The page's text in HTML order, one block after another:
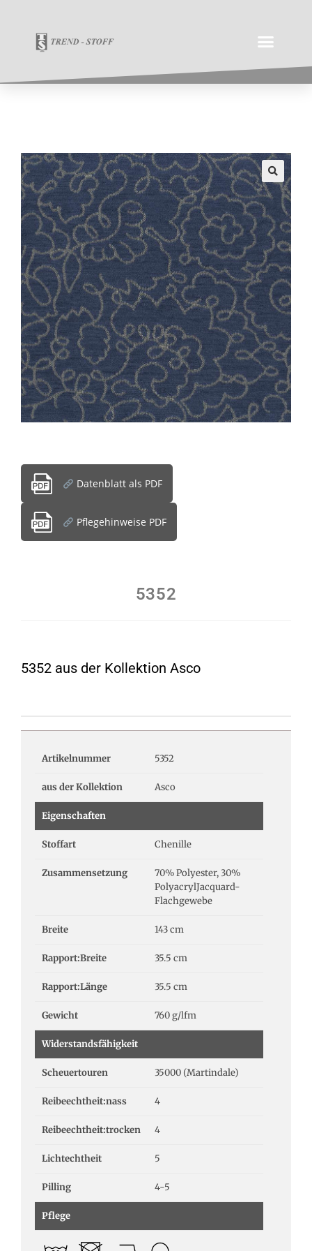
Datenblatt als PDF
Pflegehinweise PDF
5352
5352 aus der Kollektion Asco
Artikelnummer 5352
aus der Kollektion Asco
Eigenschaften
Stoffart Chenille
Zusammensetzung
70% Polyester, 30%
PolyacrylJacquard-
Flachgewebe
Breite 143 cm
Rapport:Breite 35.5 cm
Rapport:Länge 35.5 cm
Gewicht 760 g/lfm
Widerstandsfähigkeit
Scheuertouren 35000 (Martindale)
Reibeechtheit:nass 4
Reibeechtheit:trocken 4
Lichtechtheit 5
Pilling 4-5
Pflege